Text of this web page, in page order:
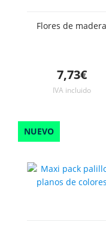
Flores de madera
7,73€
IVA incluido
NUEVO